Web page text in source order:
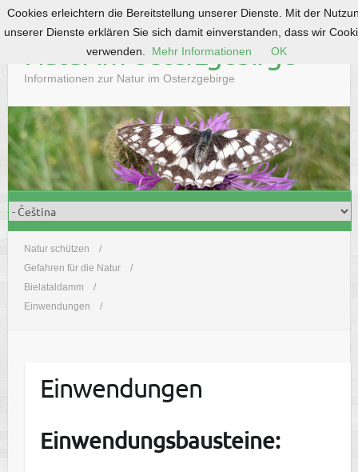
S
k
o
o
n
Natur im Osterzgebirge
Informationen zur Natur im Osterzgebirge
Natur schützen
Gefahren für die Natur
Bielataldamm
Einwendungen
Einwendungen
Einwendungsbausteine:
Cookies erleichtern die Bereitstellung unserer Dienste. Mit der
unserer Dienste erklären Sie sich damit einverstanden, dass wir
verwenden.
Mehr Informationen OK